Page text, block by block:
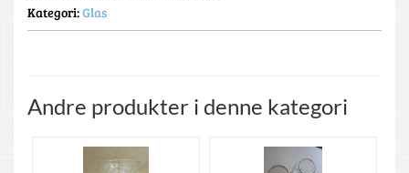
Kategori:Glas
Andre produkter i denne kategori